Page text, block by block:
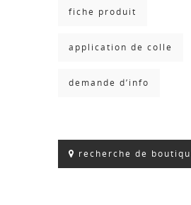
fiche produit
application de colle
demande d’info
recherche de